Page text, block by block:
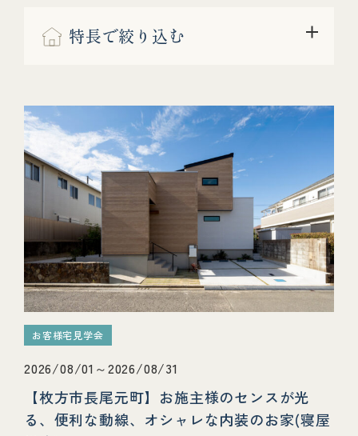
特長で絞り込む
お客様宅見学会
2026/08/01～2026/08/31
【枚方市長尾元町】お施主様のセンスが光
る、便利な動線、オシャレな内装のお家(寝屋